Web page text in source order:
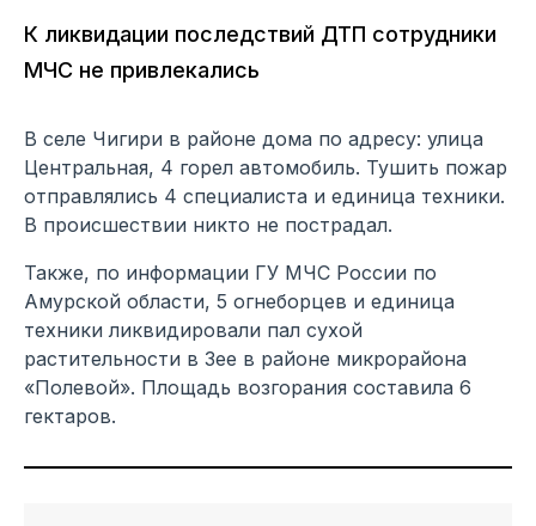
К ликвидации последствий ДТП сотрудники
МЧС не привлекались
В селе Чигири в районе дома по адресу: улица
Центральная, 4 горел автомобиль. Тушить пожар
отправлялись 4 специалиста и единица техники.
В происшествии никто не пострадал.
Также, по информации ГУ МЧС России по
Амурской области, 5 огнеборцев и единица
техники ликвидировали пал сухой
растительности в Зее в районе микрорайона
«Полевой». Площадь возгорания составила 6
гектаров.